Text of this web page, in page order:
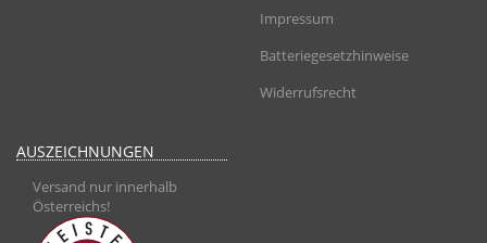
Impressum
Batteriegesetzhinweise
Widerrufsrecht
AUSZEICHNUNGEN
Versand nur innerhalb
Österreichs!